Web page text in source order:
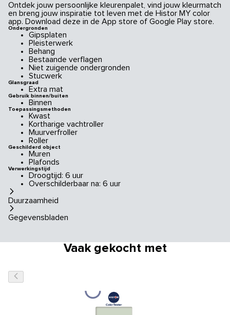
Ontdek jouw persoonlijke kleurenpalet, vind jouw kleurmatch
en breng jouw inspiratie tot leven met de Histor MY color
app. Download deze in de App store of Google Play store.
Ondergronden
Gipsplaten
Pleisterwerk
Behang
Bestaande verflagen
Niet zuigende ondergronden
Stucwerk
Glansgraad
Extra mat
Gebruik binnen/buiten
Binnen
Toepassingsmethoden
Kwast
Kortharige vachtroller
Muurverfroller
Roller
Geschilderd object
Muren
Plafonds
Verwerkingstijd
Droogtijd: 6 uur
Overschilderbaar na: 6 uur
Duurzaamheid
Gegevensbladen
Vaak gekocht met